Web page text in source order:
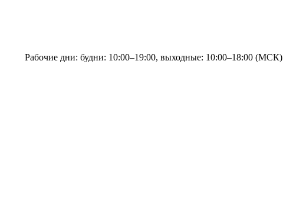
Рабочие дни: будни: 10:00–19:00, выходные: 10:00–18:00 (МСК)